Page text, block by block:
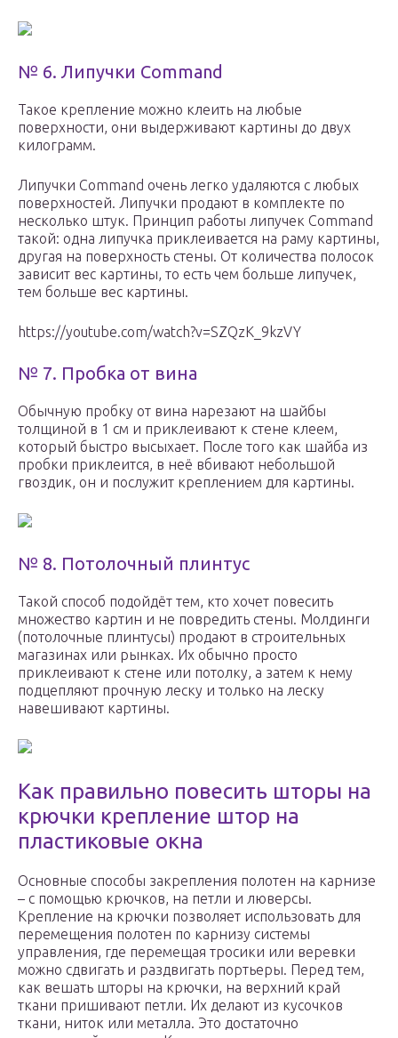
№ 6. Липучки Command
Такое крепление можно клеить на любые
поверхности, они выдерживают картины до двух
килограмм.
Липучки Command очень легко удаляются с любых
поверхностей. Липучки продают в комплекте по
несколько штук. Принцип работы липучек Command
такой: одна липучка приклеивается на раму картины,
другая на поверхность стены. От количества полосок
зависит вес картины, то есть чем больше липучек,
тем больше вес картины.
https://youtube.com/watch?v=SZQzK_9kzVY
№ 7. Пробка от вина
Обычную пробку от вина нарезают на шайбы
толщиной в 1 см и приклеивают к стене клеем,
который быстро высыхает. После того как шайба из
пробки приклеится, в неё вбивают небольшой
гвоздик, он и послужит креплением для картины.
№ 8. Потолочный плинтус
Такой способ подойдёт тем, кто хочет повесить
множество картин и не повредить стены. Молдинги
(потолочные плинтусы) продают в строительных
магазинах или рынках. Их обычно просто
приклеивают к стене или потолку, а затем к нему
подцепляют прочную леску и только на леску
навешивают картины.
Как правильно повесить шторы на
крючки крепление штор на
пластиковые окна
Основные способы закрепления полотен на карнизе
– с помощью крючков, на петли и люверсы.
Крепление на крючки позволяет использовать для
перемещения полотен по карнизу системы
управления, где перемещая тросики или веревки
можно сдвигать и раздвигать портьеры. Перед тем,
как вешать шторы на крючки, на верхний край
ткани пришивают петли. Их делают из кусочков
ткани, ниток или металла. Это достаточно